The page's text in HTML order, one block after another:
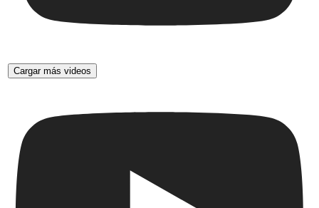
Cargar más videos